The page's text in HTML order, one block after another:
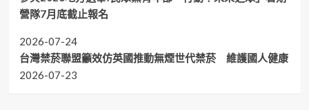
營隊7月底截止報名
2026-07-24
台灣禁菸聯盟籲效仿英國推動無煙世代禁菸 維護國人健康
2026-07-23